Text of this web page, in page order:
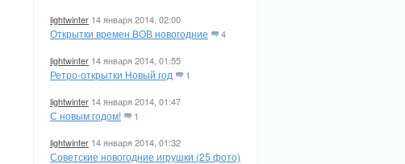
lightwinter 14 января 2014, 02:00
Открытки времен ВОВ новогодние 4
lightwinter 14 января 2014, 01:55
Ретро-открытки Новый год 1
lightwinter 14 января 2014, 01:47
С новым годом! 1
lightwinter 14 января 2014, 01:32
Советские новогодние игрушки (25 фото)